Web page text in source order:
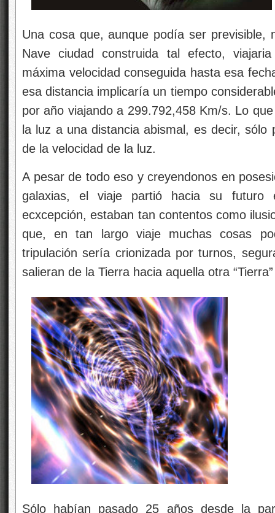
Una cosa que, aunque podía ser previsible,
Nave ciudad construida tal efecto,
máxima velocidad conseguida hasta esa
esa distancia implicaría un tiempo
por año viajando a 299.792,458 Km/s. Lo
la luz a una distancia abismal, es decir,
de la velocidad de la luz.
A pesar de todo eso y creyendonos en
galaxias, el viaje partió hacia su futuro
ecxcepción, estaban tan contentos como
que, en tan largo viaje muchas cosas
tripulación sería crionizada por turnos,
salieran de la Tierra hacia aquella otra
Sólo habían pasado 25 años desde la